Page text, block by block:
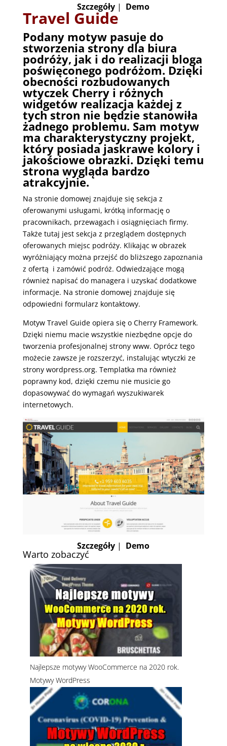
Szczegóły | Demo
Travel Guide
Podany motyw pasuje do
stworzenia strony dla biura
podróży, jak i do realizacji bloga
poświęconego podróżom. Dzięki
obecności rozbudowanych
wtyczek Cherry i różnych
widgetów realizacja każdej z
tych stron nie będzie stanowiła
żadnego problemu. Sam motyw
ma charakterystyczny projekt,
który posiada jaskrawe kolory i
jakościowe obrazki. Dzięki temu
strona wygląda bardzo
atrakcyjnie.
Na stronie domowej znajduje się sekcja z
oferowanymi usługami, krótką informację o
pracownikach, przewagach i osiągnięciach firmy.
Także tutaj jest sekcja z przeglądem dostępnych
oferowanych miejsc podróży. Klikając w obrazek
wyróżniający można przejść do bliższego zapoznania
z ofertą i zamówić podróż. Odwiedzające mogą
również napisać do managera i uzyskać dodatkowe
informacje. Na stronie domowej znajduje się
odpowiedni formularz kontaktowy.
Motyw Travel Guide opiera się o Cherry Framework.
Dzięki niemu macie wszystkie niezbędne opcje do
tworzenia profesjonalnej strony www. Oprócz tego
możecie zawsze je rozszerzyć, instalując wtyczki ze
strony wordpress.org. Templatka ma również
poprawny kod, dzięki czemu nie musicie go
dopasowywać do wymagań wyszukiwarek
internetowych.
Szczegóły | Demo
Warto zobaczyć
Najlepsze motywy WooCommerce na 2020 rok.
Motywy WordPress